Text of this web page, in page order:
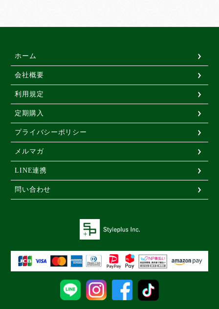
ホーム
会社概要
利用規定
定期購入
プライバシーポリシー
メルマガ
LINE連携
問い合わせ